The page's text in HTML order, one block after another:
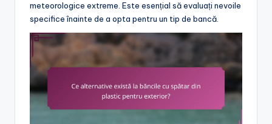
meteorologice extreme. Este esențial să evaluați nevoile
specifice înainte de a opta pentru un tip de bancă.